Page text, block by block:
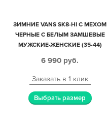
ЗИМНИЕ VANS SK8-HI С МЕХОМ
ЧЕРНЫЕ С БЕЛЫМ ЗАМШЕВЫЕ
МУЖСКИЕ-ЖЕНСКИЕ (35-44)
6 990 руб.
Заказать в 1 клик
Выбрать размер